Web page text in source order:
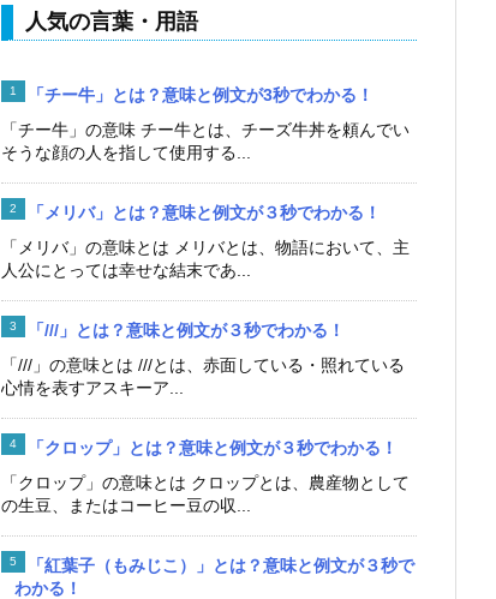
人気の言葉・用語
「チー牛」とは？意味と例文が3秒でわかる！
「チー牛」の意味 チー牛とは、チーズ牛丼を頼んでい
そうな顔の人を指して使用する...
「メリバ」とは？意味と例文が３秒でわかる！
「メリバ」の意味とは メリバとは、物語において、主
人公にとっては幸せな結末であ...
「///」とは？意味と例文が３秒でわかる！
「///」の意味とは ///とは、赤面している・照れている
心情を表すアスキーア...
「クロップ」とは？意味と例文が３秒でわかる！
「クロップ」の意味とは クロップとは、農産物として
の生豆、またはコーヒー豆の収...
「紅葉子（もみじこ）」とは？意味と例文が３秒で
わかる！